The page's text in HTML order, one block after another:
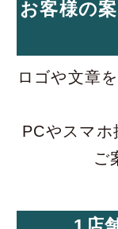
お客様の
ロゴや文章
PCやスマホ
ご